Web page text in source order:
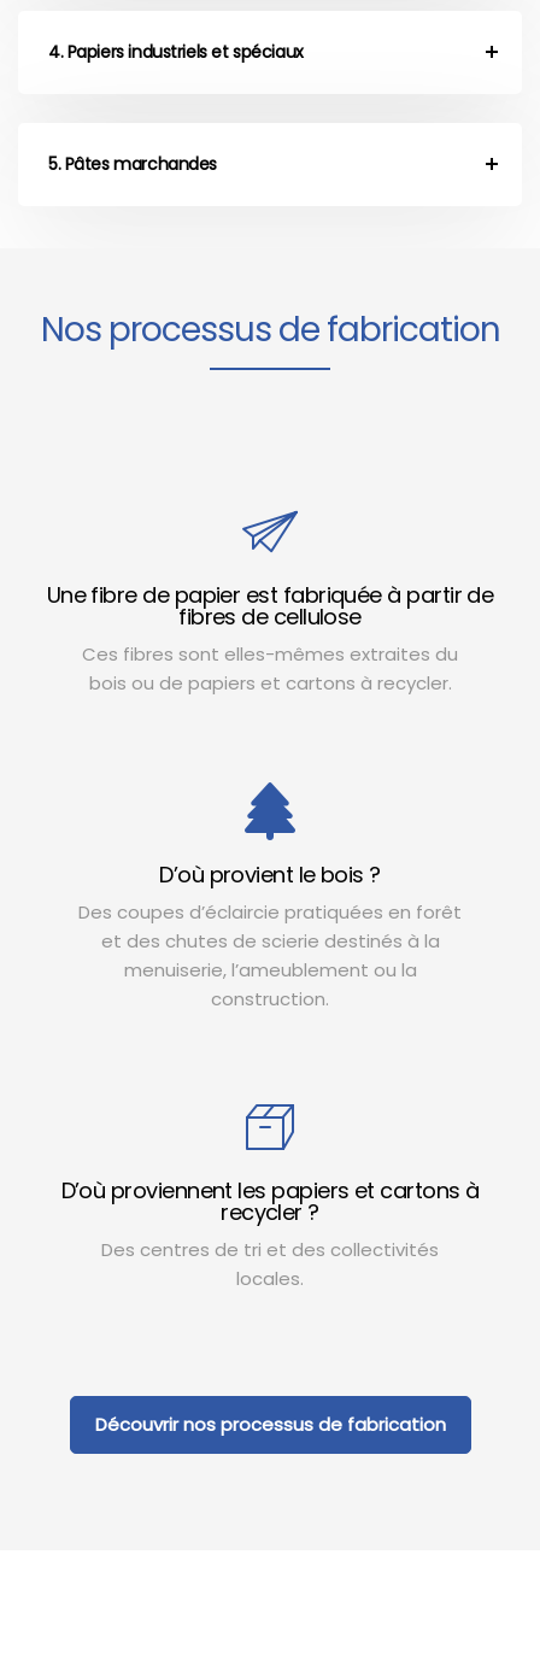
4. Papiers industriels et spéciaux
5. Pâtes marchandes
Nos processus de fabrication
Une fibre de papier est fabriquée à partir de
fibres de cellulose
Ces fibres sont elles-mêmes extraites du
bois ou de papiers et cartons à recycler.
D’où provient le bois ?
Des coupes d’éclaircie pratiquées en forêt
et des chutes de scierie destinés à la
menuiserie, l’ameublement ou la
construction.
D’où proviennent les papiers et cartons à
recycler ?
Des centres de tri et des collectivités
locales.
Découvrir nos processus de fabrication